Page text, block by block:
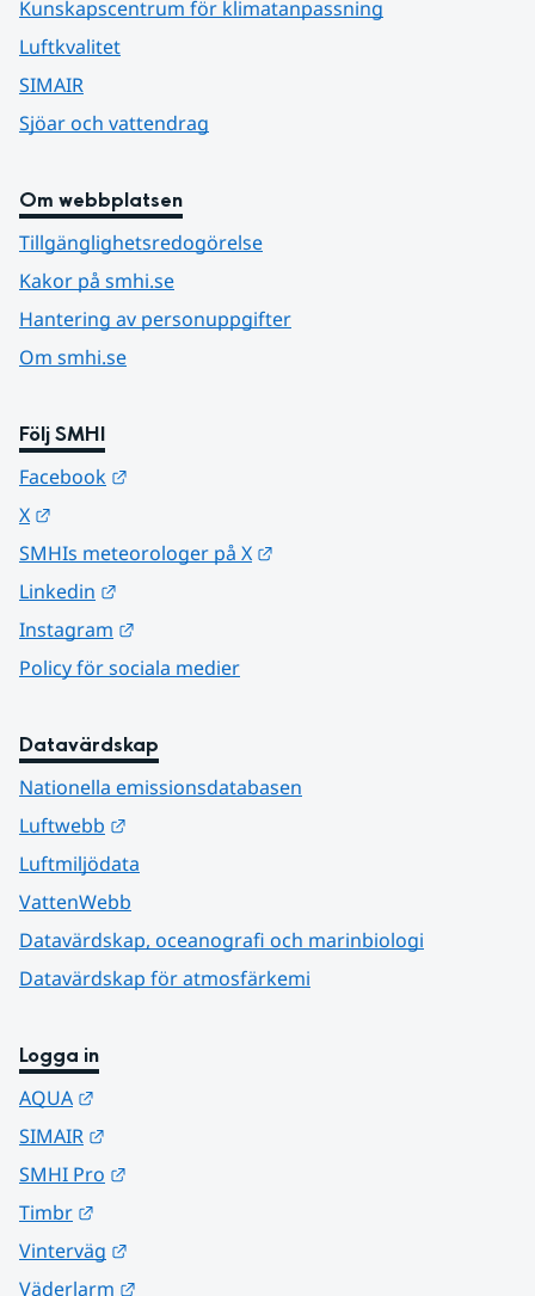
Kunskapscentrum för klimatanpassning
Luftkvalitet
SIMAIR
Sjöar och vattendrag
Om webbplatsen
Tillgänglighetsredogörelse
Kakor på smhi.se
Hantering av personuppgifter
Om smhi.se
Följ SMHI
Facebook
X
SMHIs meteorologer på X
Linkedin
Instagram
Policy för sociala medier
Datavärdskap
Nationella emissionsdatabasen
Luftwebb
Luftmiljödata
VattenWebb
Datavärdskap, oceanografi och marinbiologi
Datavärdskap för atmosfärkemi
Logga in
AQUA
SIMAIR
SMHI Pro
Timbr
Vinterväg
Väderlarm